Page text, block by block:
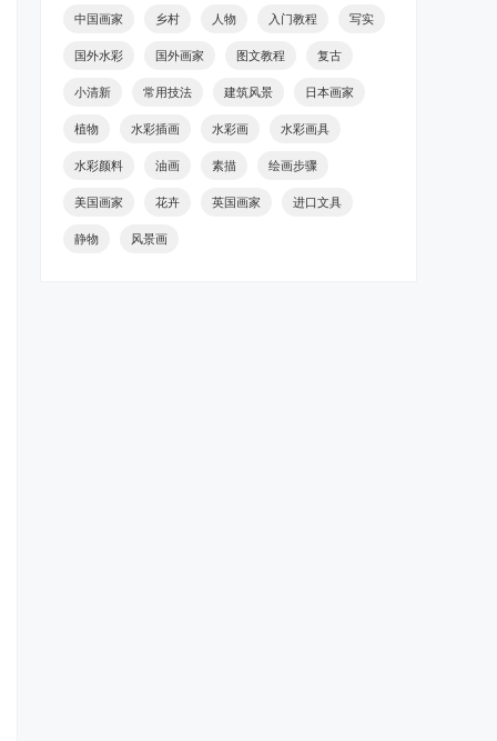
中国画家 乡村 人物 入门教程 写实
国外水彩 国外画家 图文教程 复古
小清新 常用技法 建筑风景 日本画家
植物 水彩插画 水彩画 水彩画具
水彩颜料 油画 素描 绘画步骤
美国画家 花卉 英国画家 进口文具
静物 风景画